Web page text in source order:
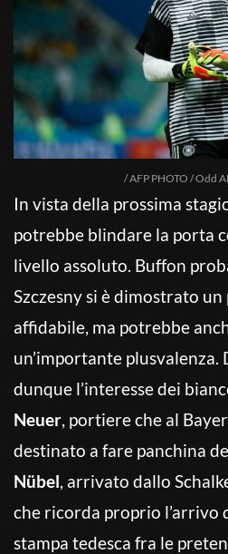
/ AFP PHOTO / Odd
In vista della prossima
potrebbe blindare la porta
livello assoluto. Buffon
Szczesny si è dimostrato
affidabile, ma potrebbe
un’importante
dunque l’interesse dei
Neuer, portiere che al
destinato a fare panchina
Nübel, arrivato dallo
che ricorda proprio l’arrivo
stampa tedesca fra le